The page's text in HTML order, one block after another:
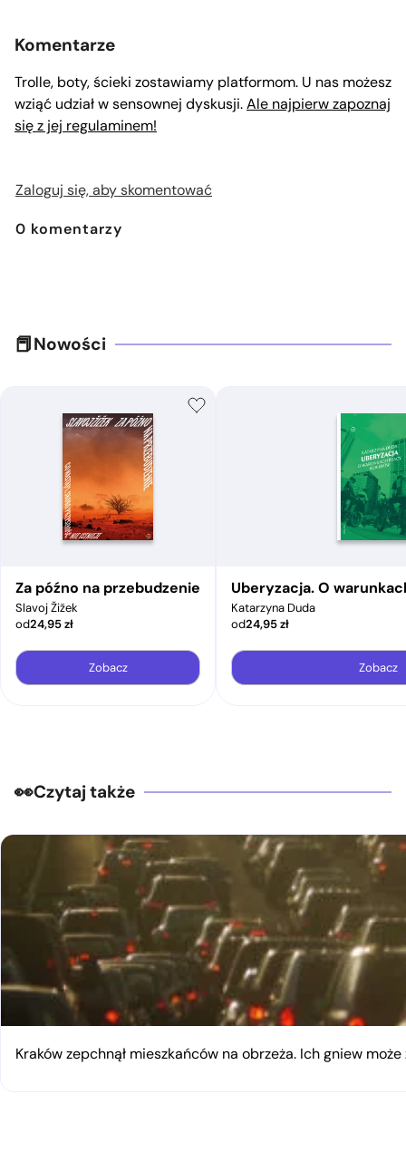
Komentarze
Trolle, boty, ścieki zostawiamy platformom. U nas możesz
wziąć udział w sensownej dyskusji.Ale najpierw zapoznaj
się z jej regulaminem!
Zaloguj się, aby skomentować
0 komentarzy
Nowości
Za późno na przebudzenie
Slavoj Žižek
od24,95zł
Zobacz
Uberyzacja. O
Katarzyna Duda
od24,95zł
Zobacz
Czytaj także
Kraków zepchnął mieszkańców na obrzeża. Ich gniew